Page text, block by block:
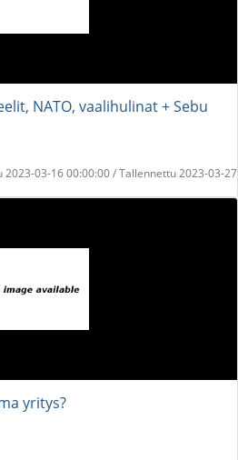
NATO, vaalihulinat + Sebu
2023-03-16 00:00:00 / Tallennettu 2023-03-27
yritys?